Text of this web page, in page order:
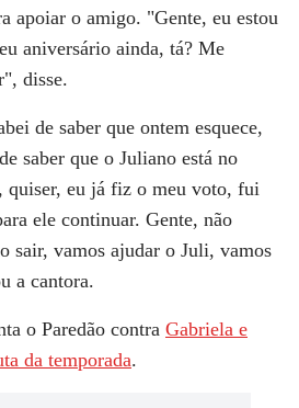
apoiar o amigo. "Gente, eu estou
aniversário ainda, tá? Me
disse.
de saber que ontem esquece,
saber que o Juliano está no
quiser, eu já fiz o meu voto, fui
ele continuar. Gente, não
sair, vamos ajudar o Juli, vamos
a cantora.
o Paredão contra Gabriela e
da temporada.